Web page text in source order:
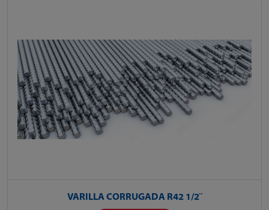
VARILLA CORRUGADA R42 1/2¨